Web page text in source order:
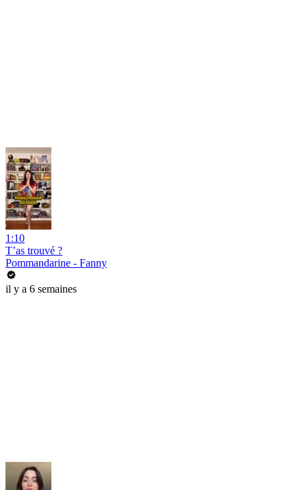
1:10
T’as trouvé ?
Pommandarine - Fanny
il y a 6 semaines